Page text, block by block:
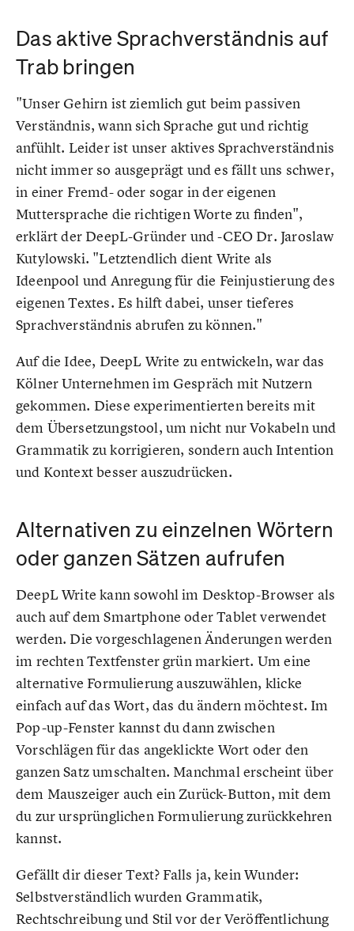
Das aktive Sprachverständnis auf
Trab bringen
"Unser Gehirn ist ziemlich gut beim passiven
Verständnis, wann sich Sprache gut und richtig
anfühlt. Leider ist unser aktives Sprachverständnis
nicht immer so ausgeprägt und es fällt uns schwer,
in einer Fremd- oder sogar in der eigenen
Muttersprache die richtigen Worte zu finden",
erklärt der DeepL-Gründer und -CEO Dr. Jaroslaw
Kutylowski. "Letztendlich dient Write als
Ideenpool und Anregung für die Feinjustierung des
eigenen Textes. Es hilft dabei, unser tieferes
Sprachverständnis abrufen zu können."
Auf die Idee, DeepL Write zu entwickeln, war das
Kölner Unternehmen im Gespräch mit Nutzern
gekommen. Diese experimentierten bereits mit
dem Übersetzungstool, um nicht nur Vokabeln und
Grammatik zu korrigieren, sondern auch Intention
und Kontext besser auszudrücken.
Alternativen zu einzelnen Wörtern
oder ganzen Sätzen aufrufen
DeepL Write kann sowohl im Desktop-Browser als
auch auf dem Smartphone oder Tablet verwendet
werden. Die vorgeschlagenen Änderungen werden
im rechten Textfenster grün markiert. Um eine
alternative Formulierung auszuwählen, klicke
einfach auf das Wort, das du ändern möchtest. Im
Pop-up-Fenster kannst du dann zwischen
Vorschlägen für das angeklickte Wort oder den
ganzen Satz umschalten. Manchmal erscheint über
dem Mauszeiger auch ein Zurück-Button, mit dem
du zur ursprünglichen Formulierung zurückkehren
kannst.
Gefällt dir dieser Text? Falls ja, kein Wunder:
Selbstverständlich wurden Grammatik,
Rechtschreibung und Stil vor der Veröffentlichung